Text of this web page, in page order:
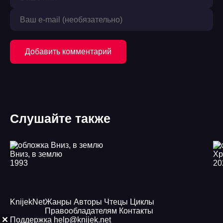
21
22
23
26
28
Добавить комментарий
Слушайте также
Вниз, в землю
1993
KnijekNetЖанры Авторы Чтецы Циклы
Правообладателям Контакты
Поддержка help@knijek.net